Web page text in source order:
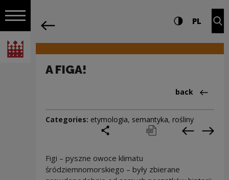
Open navigation
National Centre for Culture Poland
Navigation Settings and search
High contrast
PL
A FIGA!
Back
back
Categories: etymologia, semantyka, rośliny
print pobierz Previous
Figi – pyszne owoce klimatu
śródziemnomorskiego – były zbierane